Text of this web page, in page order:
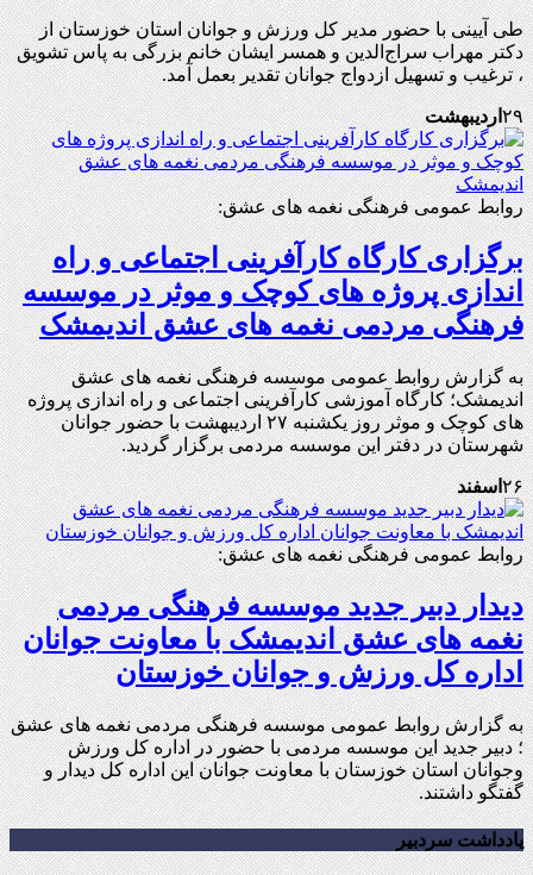
طی آیینی با حضور مدیر کل ورزش و جوانان استان خوزستان از
دکتر مهراب سراج‌الدين و همسر ایشان خانم بزرگی به پاس تشویق
، ترغیب و تسهیل ازدواج جوانان تقدیر بعمل آمد.
۲۹اردیبهشت
روابط عمومی فرهنگی نغمه های عشق:
برگزاری کارگاه کارآفرینی اجتماعی و راه
اندازی پروژه های کوچک و موثر در موسسه
فرهنگی مردمی نغمه های عشق اندیمشک
به گزارش روابط عمومی موسسه فرهنگی نغمه های عشق
اندیمشک؛ کارگاه آموزشی کارآفرینی اجتماعی و راه اندازی پروژه
های کوچک و موثر روز یکشنبه ۲۷ اردیبهشت با حضور جوانان
شهرستان در دفتر این موسسه مردمی برگزار گردید.
۲۶اسفند
روابط عمومی فرهنگی نغمه های عشق:
دیدار دبیر جدید موسسه فرهنگی مردمی
نغمه های عشق اندیمشک با معاونت جوانان
اداره کل ورزش و جوانان خوزستان
به گزارش روابط عمومی موسسه فرهنگی مردمی نغمه های عشق
؛ دبیر جدید این موسسه مردمی با حضور در اداره کل ورزش
وجوانان استان خوزستان با معاونت جوانان این اداره کل دیدار و
گفتگو داشتند.
یادداشت سردبیر